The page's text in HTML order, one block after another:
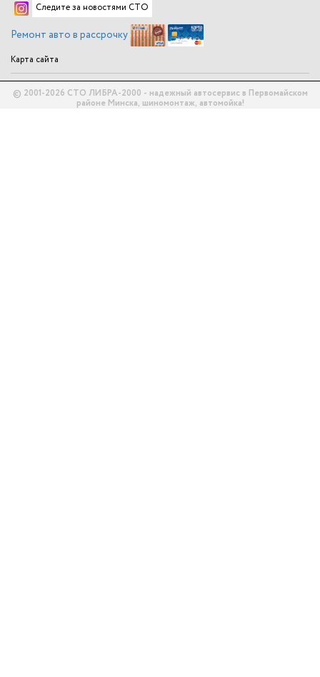
Следите за новостями СТО
Ремонт авто в рассрочку
Карта сайта
© 2001-2026 СТО ЛИБРА-2000 - надежный автосервис в Первомайском
районе Минска, шиномонтаж, автомойка!